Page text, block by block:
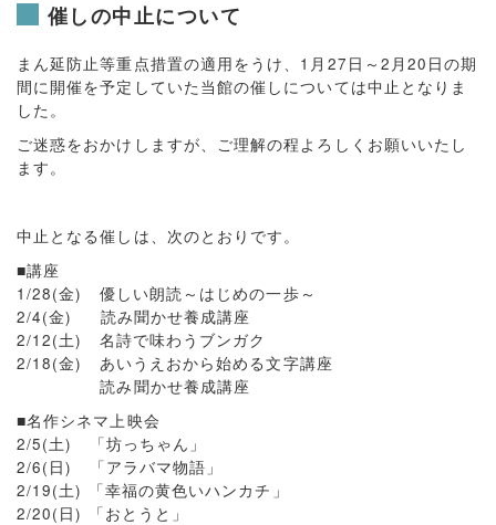
催しの中止について
まん延防止等重点措置の適用をうけ、1月27日～2月20日の期
間に開催を予定していた当館の催しについては中止となりま
した。
ご迷惑をおかけしますが、ご理解の程よろしくお願いいたし
ます。
中止となる催しは、次のとおりです。
■講座
1/28(金) 優しい朗読～はじめの一歩～
2/4(金) 読み聞かせ養成講座
2/12(土) 名詩で味わうブンガク
2/18(金) あいうえおから始める文字講座
読み聞かせ養成講座
■名作シネマ上映会
2/5(土) 「坊っちゃん」
2/6(日) 「アラバマ物語」
2/19(土) 「幸福の黄色いハンカチ」
2/20(日) 「おとうと」